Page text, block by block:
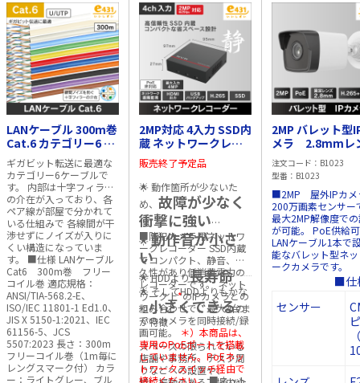
LANケーブル 300m巻
Cat.6 カテゴリー6 フ
リーコイル巻 ホワイ
ト(白)
ギガビット転送に最適な
カテゴリー6ケーブルで
す。 内部は十字フィラー
の介在が入っており、各
ペア線が部屋で分かれて
いる仕組みで 各線間が干
渉せずにノイズが入りに
くい構造になっていま
す。 ■仕様 LANケーブル
Cat6 300m巻 フリー
コイル巻 適応規格：
ANSI/TIA-568.2-E、
ISO/IEC 11801-1 Ed1.0、
JIS X 5150-1:2021、IEC
61156-5、JCS
5507:2023 長さ：300m
フリーコイル巻（1m毎に
レングスマーク付） カラ
ー：ライトグレー、ブル
2MP対応 4入力 SSD内
蔵 ネットワークレコ
ーダー 1TB
販売終了予定品
🌟 動作箇所が少ないた
め、 故障が少なく
衝撃に強い
🌟動作音が小さ
い
🌟 HDDより長寿命
🌟 そしてHDDよりもかな
り小さくできるの
が特徴
スペースの限られている
店舗や事務所、デスク周
りなどへの設置や、
■防犯カメラ用ネットワ
ークレコーダー SSD内蔵
でコンパクト、静音、耐
久性があり低消費電力の
レコーダーです。 ネット
ワーク上*のIPカメラとの
組み合わせで、最大4台ま
でのカメラを同時接続/録
画可能。
＊）本商品は、
専用のPoEポートを搭載
していません。PoEネッ
トワークスイッチ経由で
接続ください。■ネット
2MP バレット型
メラ 2.8mmレ
ズ PoE給電
注文コード
B1023
型番
B1023
■2MP 屋外IPカメ
200万画素センサー
最大2MP解像度で
が可能。 PoE供給
LANケーブル1本で
能なバレット型ネ
ークカメラです。
■仕
センサー